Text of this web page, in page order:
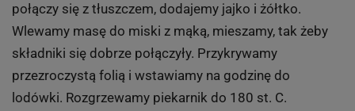
połączy się z tłuszczem, dodajemy jajko i żółtko.
Wlewamy masę do miski z mąką, mieszamy, tak żeby
składniki się dobrze połączyły. Przykrywamy
przezroczystą folią i wstawiamy na godzinę do
lodówki. Rozgrzewamy piekarnik do 180 st. C.